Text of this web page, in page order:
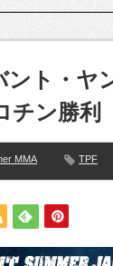
ント・ヤ
チン勝利
MMA TPF